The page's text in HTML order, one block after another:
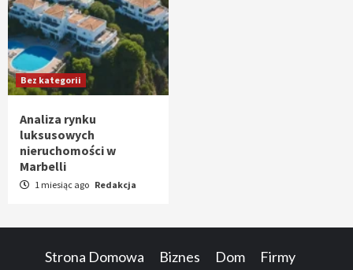
Bez kategorii
Analiza rynku
luksusowych
nieruchomości w
Marbelli
1 miesiąc ago Redakcja
Strona Domowa Biznes Dom Firmy